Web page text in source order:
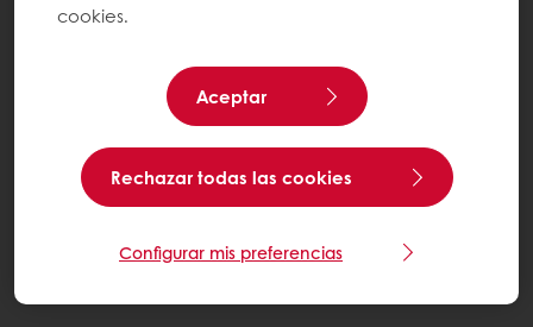
cookies.
Aceptar
Rechazar todas las cookies
Configurar mis preferencias